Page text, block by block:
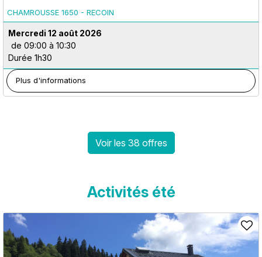
CHAMROUSSE 1650 - RECOIN
Mercredi 12 août 2026
de 09:00 à 10:30
Durée 1h30
Plus d'informations
Voir les 38 offres
Activités été